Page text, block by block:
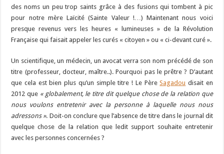
des noms un peu trop saints grâce à des fusions qui tombent à pic
pour notre mère Laïcité (Sainte Valeur !…) Maintenant nous voici
presque revenus vers les heures « lumineuses » de la Révolution
Française qui faisait appeler les curés « citoyen » ou « ci-devant curé ».
Un scientifique, un médecin, un avocat verra son nom précédé de son
titre (professeur, docteur, maître..). Pourquoi pas le prêtre ? D’autant
que cela est bien plus qu’un simple titre ! Le PèreSagadou disait en
2012 que « globalement, le titre dit quelque chose de la relation que
nous voulons entretenir avec la personne à laquelle nous nous
adressons ». Doit-on conclure que l’absence de titre dans le journal dit
quelque chose de la relation que ledit support souhaite entretenir
avec les personnes concernées ?